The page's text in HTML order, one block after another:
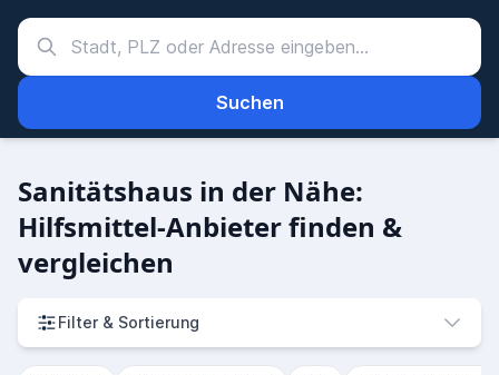
Suchen
Sanitätshaus in der Nähe:
Hilfsmittel-Anbieter finden &
vergleichen
Filter & Sortierung